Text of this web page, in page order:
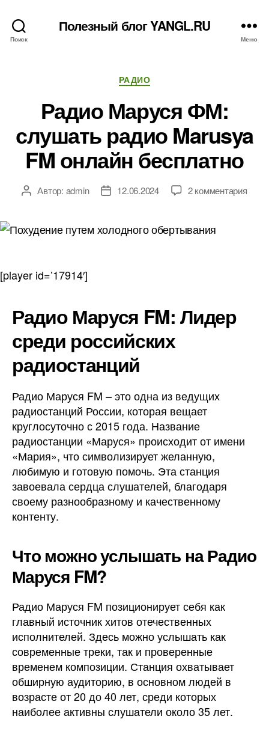
Поиск
Полезный блог YANGL.RU
Меню
Рубрики
РАДИО
Радио Маруся ФМ:
слушать радио Marusya
FM онлайн бесплатно
АвторАвтор: admin
Дата12.06.2024 2 комментарияк
[player id=’17914′]
Радио Маруся FM: Лидер
среди российских
радиостанций
Радио Маруся FM – это одна из ведущих
радиостанций России, которая вещает
круглосуточно с 2015 года. Название
радиостанции «Маруся» происходит от имени
«Мария», что символизирует желанную,
любимую и готовую помочь. Эта станция
завоевала сердца слушателей, благодаря
своему разнообразному и качественному
контенту.
Что можно услышать на Радио
Маруся FM?
Радио Маруся FM позиционирует себя как
главный источник хитов отечественных
исполнителей. Здесь можно услышать как
современные треки, так и проверенные
временем композиции. Станция охватывает
обширную аудиторию, в основном людей в
возрасте от 20 до 40 лет, среди которых
наиболее активны слушатели около 35 лет.